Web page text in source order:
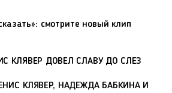
смотрите новый клип
КЛЯВЕР ДОВЕЛ СЛАВУ ДО СЛЕЗ
КЛЯВЕР, НАДЕЖДА БАБКИНА И